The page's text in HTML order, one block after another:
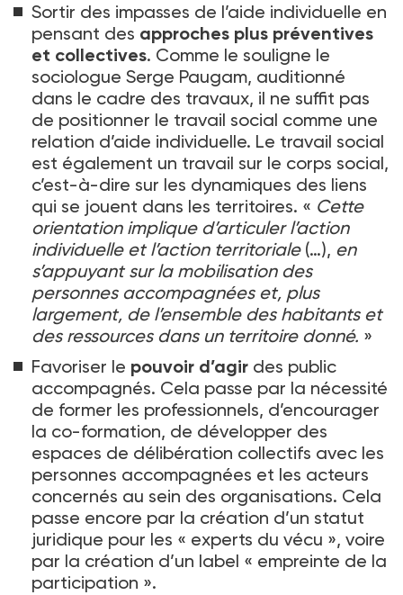
Sortir des impasses de l’aide individuelle en
pensant des approches plus préventives
et collectives. Comme le souligne le
sociologue Serge Paugam, auditionné
dans le cadre des travaux, il ne suffit pas
de positionner le travail social comme une
relation d’aide individuelle. Le travail social
est également un travail sur le corps social,
c’est-à-dire sur les dynamiques des liens
qui se jouent dans les territoires. « Cette
orientation implique d’articuler l’action
individuelle et l’action territoriale(…), en
s’appuyant sur la mobilisation des
personnes accompagnées et, plus
largement, de l’ensemble des habitants et
des ressources dans un territoire donné. »
Favoriser le pouvoir d’agir des public
accompagnés. Cela passe par la nécessité
de former les professionnels, d’encourager
la co-formation, de développer des
espaces de délibération collectifs avec les
personnes accompagnées et les acteurs
concernés au sein des organisations. Cela
passe encore par la création d’un statut
juridique pour les « experts du vécu », voire
par la création d’un label « empreinte de la
participation ».